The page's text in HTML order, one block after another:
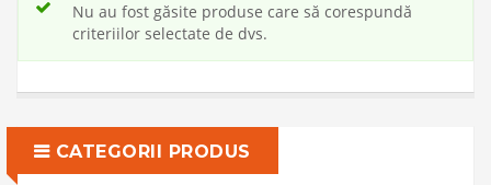
Nu au fost găsite produse care să corespundă
criteriilor selectate de dvs.
CATEGORII PRODUS